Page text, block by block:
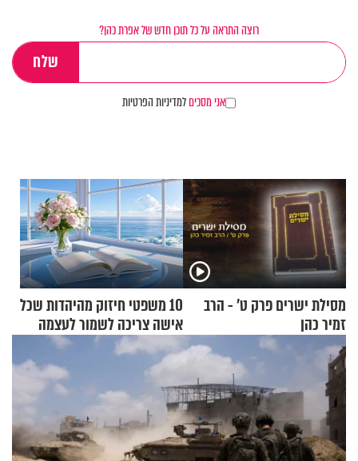
רוצה התראה על כל תוכן חדש של אפרת כהן?
אני מסכיםלמדיניות הפרטיות
מסילת ישרים פרק ט’ - הרב
זמיר כהן
10 משפטי חיזוק מהיהדות שכל
אישה צריכה לשמור לעצמה